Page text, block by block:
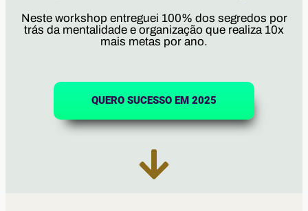
Neste workshop entreguei 100% dos segredos por
trás da mentalidade e organização que realiza 10x
mais metas por ano.
QUERO SUCESSO EM 2025